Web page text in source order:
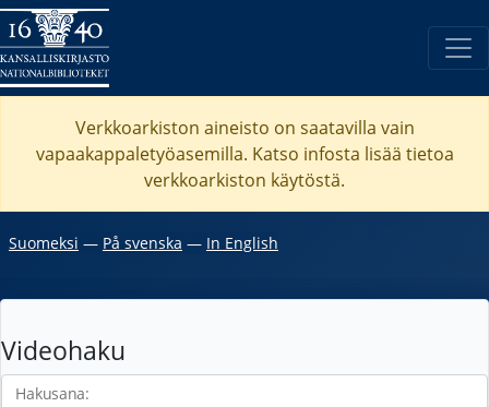
Verkkoarkiston aineisto on saatavilla vain
vapaakappaletyöasemilla. Katso infosta lisää tietoa
verkkoarkiston käytöstä.
Suomeksi ― På svenska ― In English
Videohaku
Hakusana: